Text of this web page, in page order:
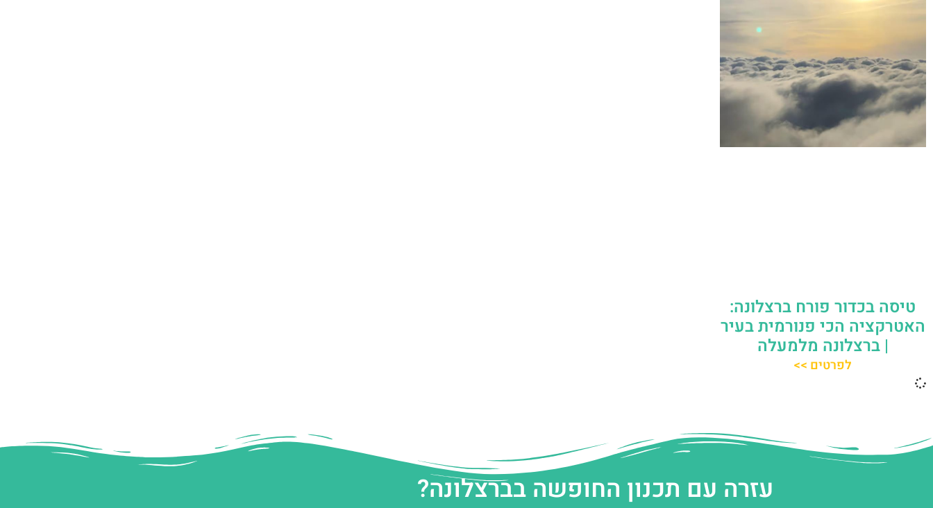
טיסה בכדור פורח ברצלונה:
האטרקציה הכי פנורמית בעיר
| ברצלונה מלמעלה
לפרטים >>
עזרה עם תכנון החופשה בברצלונה?